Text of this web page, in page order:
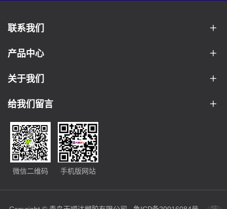
联系我们
产品中心
关于我们
给我们留言
微信二维码 手机版网站